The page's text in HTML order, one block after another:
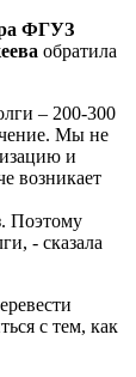
ФГУЗ
обратила
– 200-300
Мы не
и
возникает
Поэтому
- сказала
с тем, как